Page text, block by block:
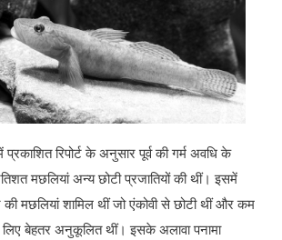
रिपोर्ट के अनुसार पूर्व की गर्म अवधि के
मछलियां अन्य छोटी प्रजातियों की थीं। इसमें
मछलियां शामिल थीं जो एंकोवी से छोटी थीं और कम
बेहतर अनुकूलित थीं। इसके अलावा पनामा